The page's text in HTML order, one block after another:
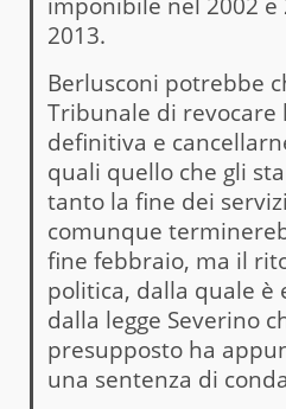
2013.
Berlusconi potrebbe
Tribunale di revocare
definitiva e
quali quello che gli
tanto la fine dei
comunque
fine febbraio, ma il
politica, dalla quale è
dalla legge Severino
presupposto ha
una sentenza di